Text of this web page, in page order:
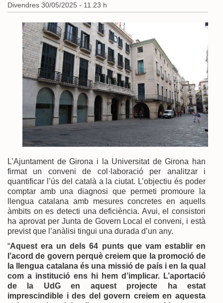
Divendres 30/05/2025 - 11.23 h
L’Ajuntament de Girona i la Universitat de Girona han
firmat un conveni de col·laboració per analitzar i
quantificar l’ús del català a la ciutat. L’objectiu és poder
comptar amb una diagnosi que permeti promoure la
llengua catalana amb mesures concretes en aquells
àmbits on es detecti una deficiència. Avui, el consistori
ha aprovat per Junta de Govern Local el conveni, i està
previst que l’anàlisi tingui una durada d’un any.
“Aquest era un dels 64 punts que vam establir en
l’acord de govern perquè creiem que la promoció de
la llengua catalana és una missió de país i en la qual
com a institució ens hi hem d’implicar. L’aportació
de la UdG en aquest projecte ha estat
imprescindible i des del govern creiem en aquesta